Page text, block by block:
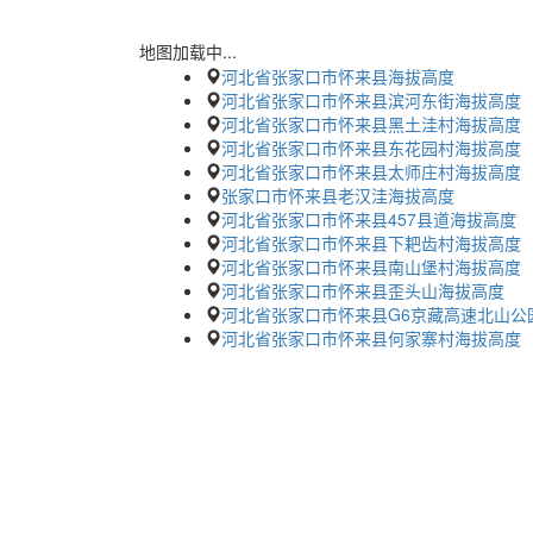
地图加载中...
河北省张家口市怀来县海拔高度
河北省张家口市怀来县滨河东街海拔高度
河北省张家口市怀来县黑土洼村海拔高度
河北省张家口市怀来县东花园村海拔高度
河北省张家口市怀来县太师庄村海拔高度
张家口市怀来县老汉洼海拔高度
河北省张家口市怀来县457县道海拔高度
河北省张家口市怀来县下耙齿村海拔高度
河北省张家口市怀来县南山堡村海拔高度
河北省张家口市怀来县歪头山海拔高度
河北省张家口市怀来县G6京藏高速北山公
河北省张家口市怀来县何家寨村海拔高度